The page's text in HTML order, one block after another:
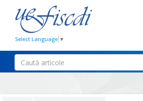
Select Language ▼